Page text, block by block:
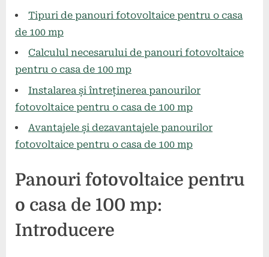
Tipuri de panouri fotovoltaice pentru o casa
de 100 mp
Calculul necesarului de panouri fotovoltaice
pentru o casa de 100 mp
Instalarea și întreținerea panourilor
fotovoltaice pentru o casa de 100 mp
Avantajele și dezavantajele panourilor
fotovoltaice pentru o casa de 100 mp
Panouri fotovoltaice pentru
o casa de 100 mp:
Introducere